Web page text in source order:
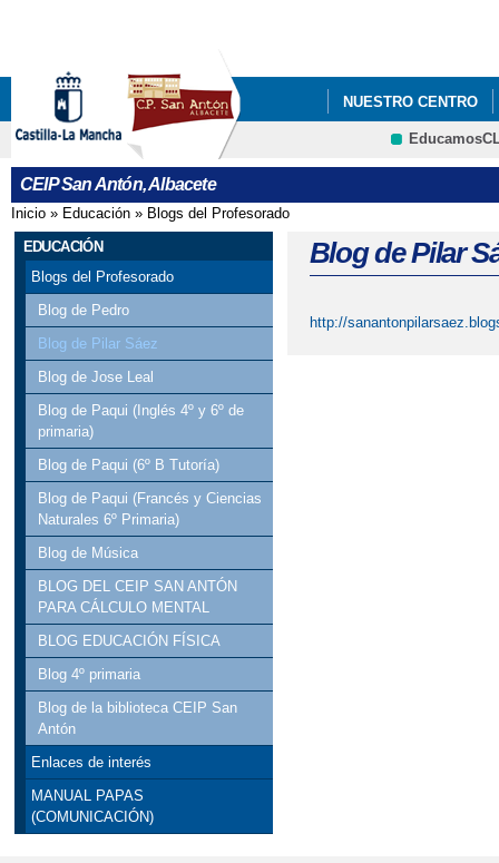
NUESTRO CENTRO
PROGRAMA PROA+
CEIP San Antón, Albacete
Se encuentra usted aquí
Inicio » Educación » Blogs del Profesorado
EDUCACIÓN
Blogs del Profesorado
Blog de Pedro
Blog de Pilar Sáez
Blog de Jose Leal
Blog de Paqui (Inglés 4º y 6º de
primaria)
Blog de Paqui (6º B Tutoría)
Blog de Paqui (Francés y Ciencias
Naturales 6º Primaria)
Blog de Música
BLOG DEL CEIP SAN ANTÓN
PARA CÁLCULO MENTAL
BLOG EDUCACIÓN FÍSICA
Blog 4º primaria
Blog de la biblioteca CEIP San
Antón
Enlaces de interés
MANUAL PAPAS
(COMUNICACIÓN)
Blog de Pilar
http://